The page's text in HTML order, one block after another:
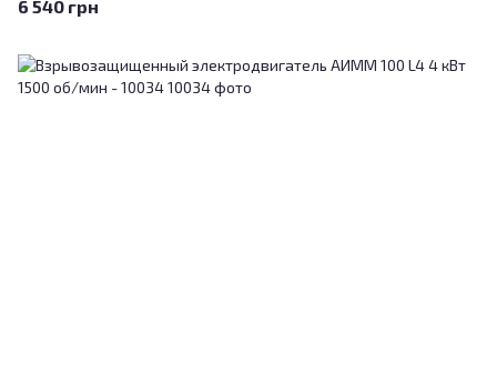
6 540 грн